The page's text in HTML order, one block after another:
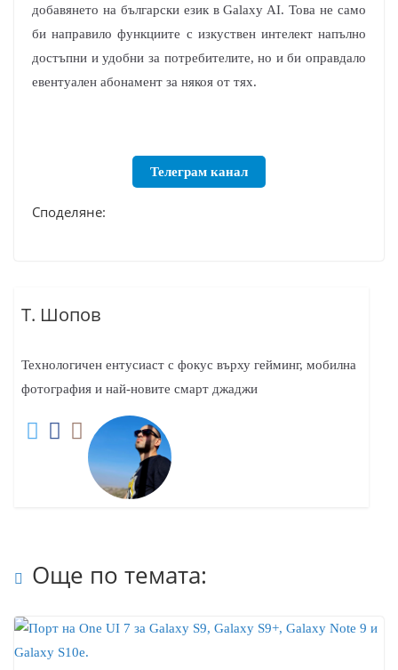
добавянето на български език в Galaxy AI. Това не само
би направило функциите с изкуствен интелект напълно
достъпни и удобни за потребителите, но и би оправдало
евентуален абонамент за някоя от тях.
Телеграм канал
Споделяне:
Т. Шопов
Технологичен ентусиаст с фокус върху гейминг, мобилна
фотография и най-новите смарт джаджи
Още по темата: